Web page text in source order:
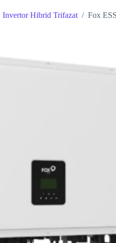
Invertor Hibrid Trifazat / Fox